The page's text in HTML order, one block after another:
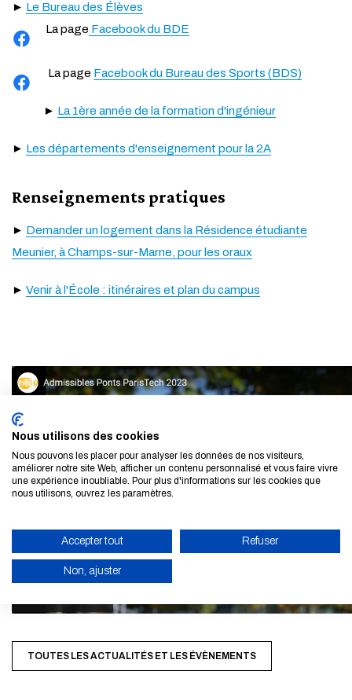
ACTIVER LE MODE ÉCO
► Le Bureau des Élèves
La page Facebook du BDE
La page Facebook du Bureau des Sports (BDS)
► La 1ère année de la formation d'ingénieur
► Les départements d'enseignement pour la 2A
Renseignements pratiques
► Demander un logement dans la Résidence étudiante
Meunier, à Champs-sur-Marne, pour les oraux
► Venir à l'École : itinéraires et plan du campus
TOUTES LES ACTUALITÉS ET LES ÉVÈNEMENTS
Nous utilisons des cookies
Nous pouvons les placer pour analyser les données de nos visiteurs,
améliorer notre site Web, afficher un contenu personnalisé et vous faire vivre
une expérience inoubliable. Pour plus d'informations sur les cookies que
nous utilisons, ouvrez les paramètres.
Accepter tout Refuser
Non, ajuster